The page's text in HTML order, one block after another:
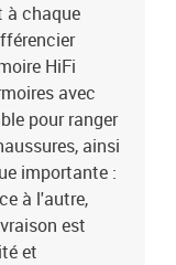
à chaque
HiFi
avec
pour ranger
ainsi
importante :
à l'autre,
est
et